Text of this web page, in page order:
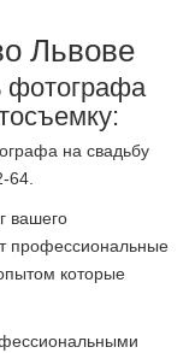
Львове
фотографа
на свадьбу
64.
вашего
профессиональные
которые